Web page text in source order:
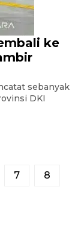
ke
sebanyak
DKI
7
8